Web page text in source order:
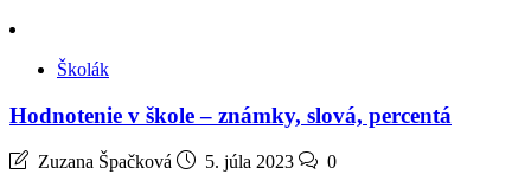
Školák
Hodnotenie v škole – známky, slová, percentá
Zuzana Špačková 5. júla 2023
0